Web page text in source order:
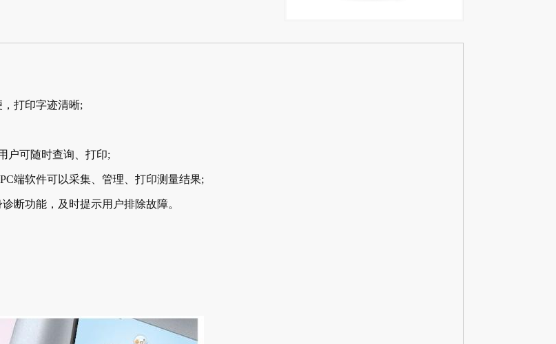
打印字迹清晰;
可随时查询、打印;
端软件可以采集、管理、打印测量结果;
功能，及时提示用户排除故障。